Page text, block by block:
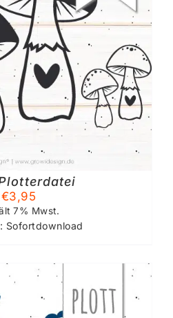
€3,95
7% Mwst.
Sofortdownload